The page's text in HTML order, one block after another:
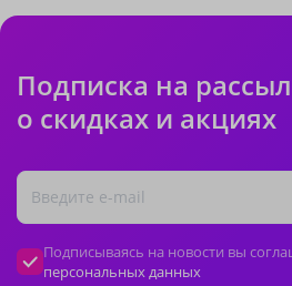
Подписка на
о скидках и акциях
Подписываясь на новости вы
персональных данных